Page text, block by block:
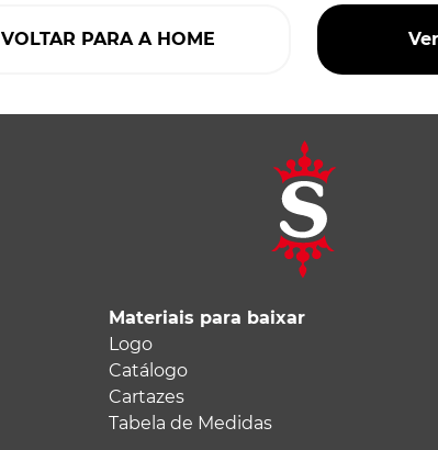
VOLTAR PARA A HOME
Materiais para baixar
Logo
Catálogo
Cartazes
Tabela de Medidas